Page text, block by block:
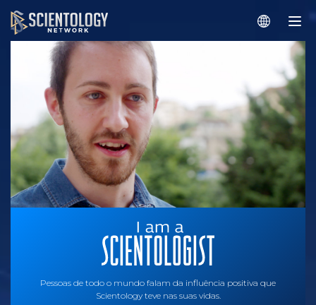
Pessoas de todo o mundo falam da influência positiva que
Scientology teve nas suas vidas.